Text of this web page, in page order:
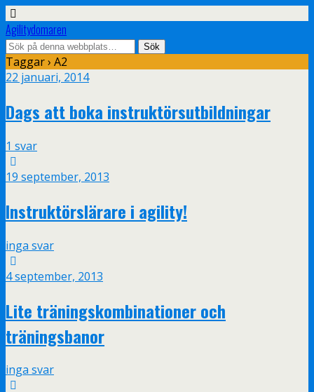
Agilitydomaren
Taggar › A2
22 januari, 2014
Dags att boka instruktörsutbildningar
1 svar
19 september, 2013
Instruktörslärare i agility!
inga svar
4 september, 2013
Lite träningskombinationer och
träningsbanor
inga svar